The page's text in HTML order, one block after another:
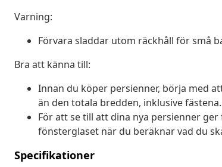
Varning:
Förvara sladdar utom räckhåll för små
Bra att känna till:
Innan du köper persienner, börja med
än den totala bredden, inklusive fästena.
För att se till att dina nya persienner
fönsterglaset när du beräknar vad du
Specifikationer